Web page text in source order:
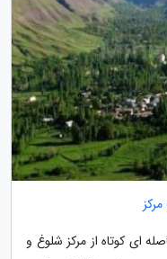
ای کوتاه از مرکز شلوغ و